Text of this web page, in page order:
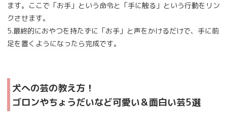
ます。ここで「お手」という命令と「手に触る」という行動をリン
クさせます。
5.最終的におやつを持たずに「お手」と声をかけるだけで、手に前
足を置くようになったら完成です。
犬への芸の教え方！
ゴロンやちょうだいなど可愛い＆面白い芸5選